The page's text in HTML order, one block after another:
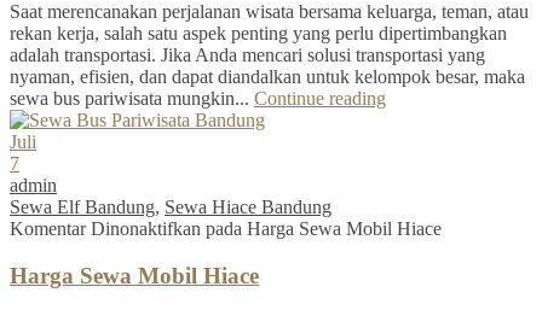
Saat merencanakan perjalanan wisata bersama keluarga, teman, atau
rekan kerja, salah satu aspek penting yang perlu dipertimbangkan
adalah transportasi. Jika Anda mencari solusi transportasi yang
nyaman, efisien, dan dapat diandalkan untuk kelompok besar, maka
sewa bus pariwisata mungkin... Continue reading
Juli
7
admin
Sewa Elf Bandung, Sewa Hiace Bandung
Komentar Dinonaktifkan pada Harga Sewa Mobil Hiace
Harga Sewa Mobil Hiace